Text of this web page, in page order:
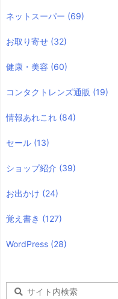
ネットスーパー (69)
お取り寄せ (32)
健康・美容 (60)
コンタクトレンズ通販 (19)
情報あれこれ (84)
セール (13)
ショップ紹介 (39)
お出かけ (24)
覚え書き (127)
WordPress (28)